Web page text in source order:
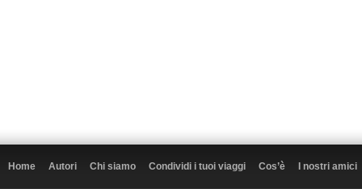
Home Autori Chi siamo Condividi i tuoi viaggi Cos’è I nostri amici